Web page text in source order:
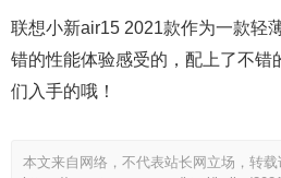
联想小新air15 2021款作为一款轻
错的性能体验感受的，配上了不错
们入手的哦！
本文来自网络，不代表站长网立场，转载